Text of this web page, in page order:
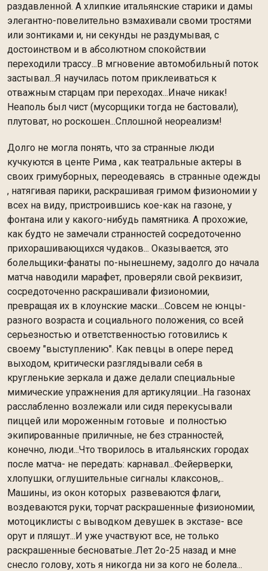
раздавленной. А хлипкие итальянские старики и дамы
элегантно-повелительно взмахивали своми тростями
или зонтиками и, ни секунды не раздумывая, с
достоинством и в абсолютном спокойствии
переходили трассу...В мгновение автомобильный поток
застывал...Я научилась потом приклеиваться к
отважным старцам при переходах...Иначе никак!
Неаполь был чист (мусорщики тогда не бастовали),
плутоват, но роскошен...Сплошной неореализм!
Долго не могла понять, что за странные люди
кучкуются в центе Рима , как театральные актеры в
своих гримуборных, переодеваясь в странные одежды
, натягивая парики, раскрашивая гримом физиономии у
всех на виду, пристроившись кое-как на газоне, у
фонтана или у какого-нибудь памятника. А прохожие,
как будто не замечали странностей сосредоточенно
прихорашивающихся чудаков... Оказывается, это
болельщики-фанаты по-нынешнему, задолго до начала
матча наводили марафет, проверяли свой реквизит,
сосредоточенно раскрашивали физиономии,
превращая их в клоунские маски....Совсем не юнцы-
разного возраста и социального положения, со всей
серьезностью и ответственностью готовились к
своему "выступлению". Как певцы в опере перед
выходом, критически разглядывали себя в
кругленькие зеркала и даже делали специальные
мимические упражнения для артикуляции...На газонах
расслабленно возлежали или сидя перекусывали
пиццей или мороженным готовые и полностью
экипированные приличные, не без странностей,
конечно, люди...Что творилось в итальянских городах
после матча- не передать: карнавал...Фейерверки,
хлопушки, оглушительные сигналы клаксонов,..
Машины, из окон которых развеваются флаги,
воздеваются руки, торчат раскрашенные физиономии,
мотоциклисты с выводком девушек в экстазе- все
орут и пляшут...И уже участвуют все, не только
раскрашенные бесноватые..Лет 2о-25 назад и мне
снесло голову, хоть я никогда ни за кого не болела...